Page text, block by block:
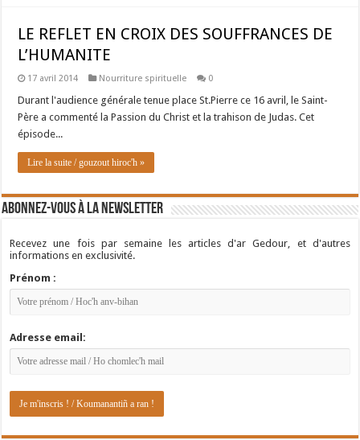
LE REFLET EN CROIX DES SOUFFRANCES DE
L’HUMANITE
17 avril 2014 Nourriture spirituelle 0
Durant l'audience générale tenue place St.Pierre ce 16 avril, le Saint-
Père a commenté la Passion du Christ et la trahison de Judas. Cet
épisode...
Lire la suite / gouzout hiroc'h »
Abonnez-vous à la newsletter
Recevez une fois par semaine les articles d'ar Gedour, et d'autres
informations en exclusivité.
Prénom :
Adresse email: